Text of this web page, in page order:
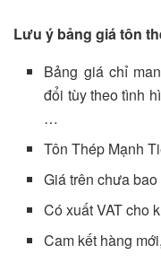
Lưu ý bảng giá tôn
Bảng giá chỉ
đổi tùy theo tình
…
Tôn Thép Mạnh
Giá trên chưa bao
Có xuất VAT cho
Cam kết hàng